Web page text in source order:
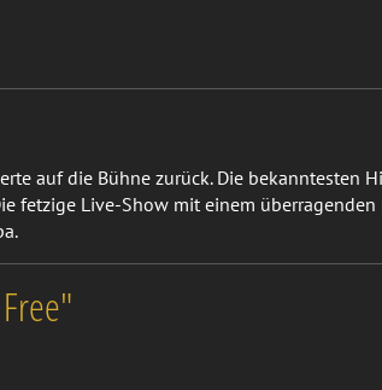
auf die Bühne zurück. Die bekanntesten
fetzige Live-Show mit einem überragenden